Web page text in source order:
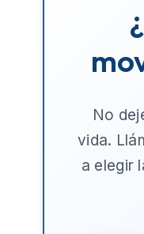
No
vida.
a elegir